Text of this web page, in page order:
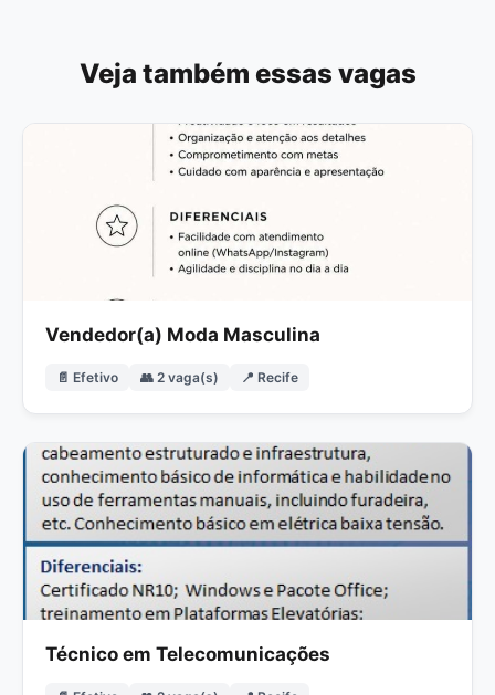
Veja também essas vagas
Vendedor(a) Moda Masculina
📄 Efetivo 👥 2 vaga(s) 📍 Recife
Técnico em Telecomunicações